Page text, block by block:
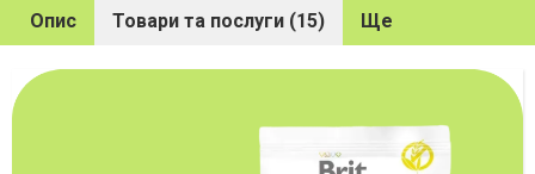
Опис Товари та послуги (15) Ще